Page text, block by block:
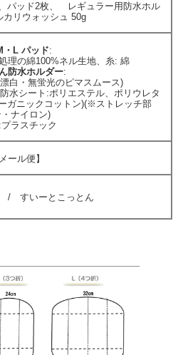
パッド2枚、 レギュラー用防水ホル
リウォッシュ 50g
L パッド:
理の綿100%ネル生地、糸: 綿
防水ホルダー:
白・無蛍光のピマスムース)
水シート:ポリエステル、ポリウレタ
ガニックコットン)(※ストレッチ部
ナイロン)
ラスチック
ール便】
/ すいーとこっとん